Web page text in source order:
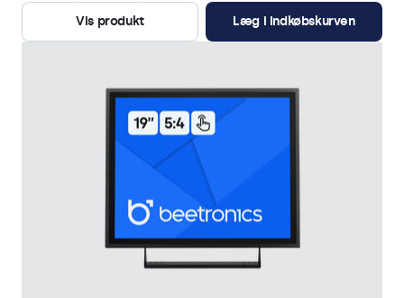
Vis produkt
Læg i indkøbskurven